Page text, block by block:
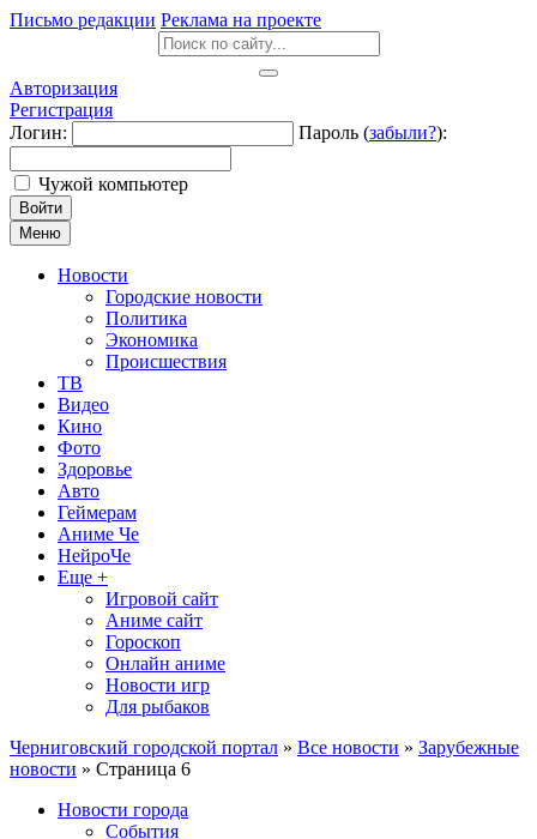
Письмо редакции Реклама на проекте
Авторизация
Регистрация
Логин:
Пароль (забыли?):
Чужой компьютер
Войти
Меню
Новости
Городские новости
Политика
Экономика
Происшествия
ТВ
Видео
Кино
Фото
Здоровье
Авто
Геймерам
Аниме Че
НейроЧе
Еще +
Игровой сайт
Аниме сайт
Гороскоп
Онлайн аниме
Новости игр
Для рыбаков
Черниговский городской портал » Все новости » Зарубежные
новости » Страница 6
Новости города
События